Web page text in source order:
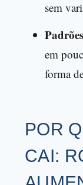
sem
em
forma
POR
CAI: